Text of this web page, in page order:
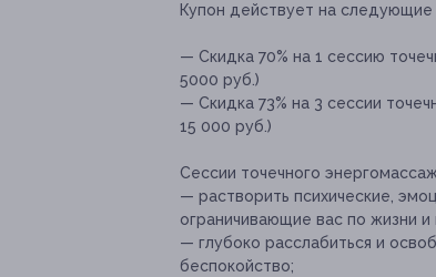
Купон действует на следующие
— Скидка 70% на 1 сессию
5000 руб.)
— Скидка 73% на 3 сессии
15 000 руб.)
Сессии точечного
— растворить психические,
ограничивающие вас по жизни
— глубоко расслабиться и
беспокойство;